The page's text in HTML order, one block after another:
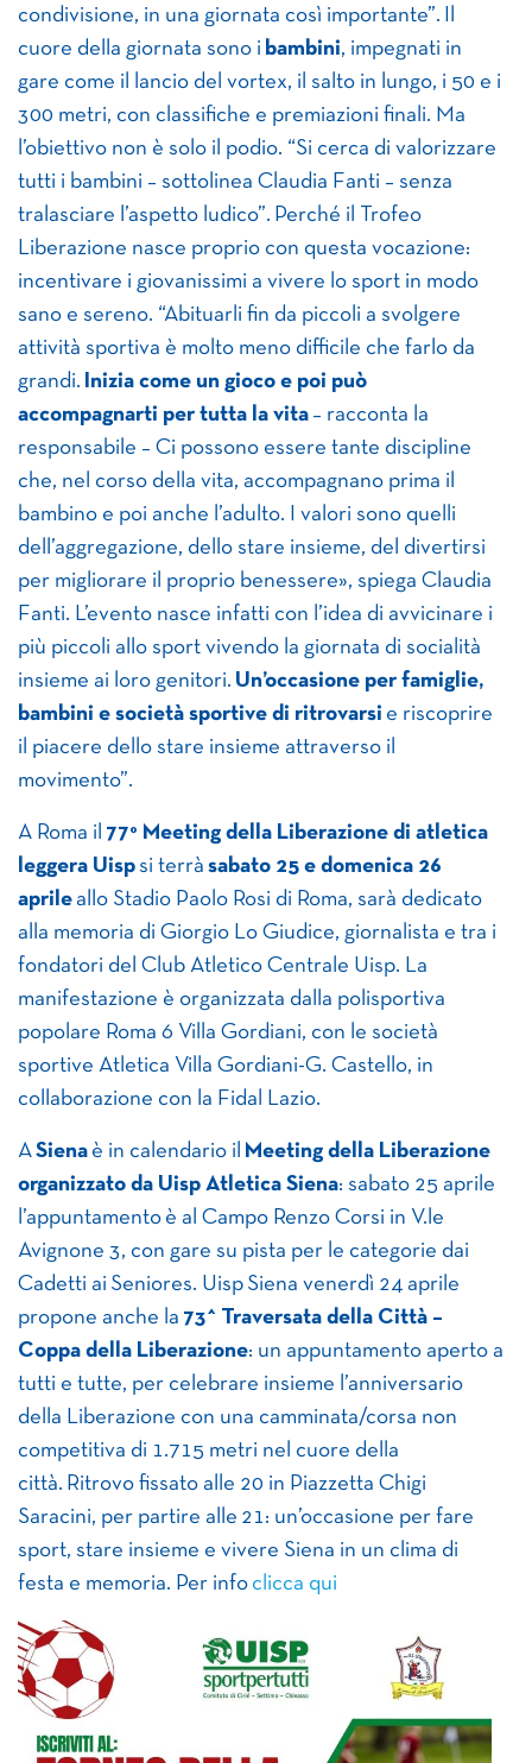
condivisione, in una giornata così importante”. Il
cuore della giornata sono i bambini, impegnati in
gare come il lancio del vortex, il salto in lungo, i 50 e i
300 metri, con classifiche e premiazioni finali. Ma
l’obiettivo non è solo il podio. “Si cerca di valorizzare
tutti i bambini – sottolinea Claudia Fanti – senza
tralasciare l’aspetto ludico”. Perché il Trofeo
Liberazione nasce proprio con questa vocazione:
incentivare i giovanissimi a vivere lo sport in modo
sano e sereno. “Abituarli fin da piccoli a svolgere
attività sportiva è molto meno difficile che farlo da
grandi. Inizia come un gioco e poi può
accompagnarti per tutta la vita – racconta la
responsabile – Ci possono essere tante discipline
che, nel corso della vita, accompagnano prima il
bambino e poi anche l’adulto. I valori sono quelli
dell’aggregazione, dello stare insieme, del divertirsi
per migliorare il proprio benessere», spiega Claudia
Fanti. L’evento nasce infatti con l’idea di avvicinare i
più piccoli allo sport vivendo la giornata di socialità
insieme ai loro genitori. Un’occasione per famiglie,
bambini e società sportive di ritrovarsi e riscoprire
il piacere dello stare insieme attraverso il
movimento”.
A Roma il 77° Meeting della Liberazione di atletica
leggera Uispsi terrà sabato 25 e domenica 26
aprile allo Stadio Paolo Rosi di Roma, sarà dedicato
alla memoria di Giorgio Lo Giudice, giornalista e tra i
fondatori del Club Atletico Centrale Uisp. La
manifestazione è organizzata dalla polisportiva
popolare Roma 6 Villa Gordiani, con le società
sportive Atletica Villa Gordiani-G. Castello, in
collaborazione con la Fidal Lazio.
ASiena è in calendario il
Meeting della Liberazione
organizzato da Uisp Atletica Siena: sabato 25 aprile
l’appuntamento è al Campo Renzo Corsi in V.le
Avignone 3, con gare su pista per le categorie dai
Cadetti ai Seniores. Uisp Siena venerdì 24 aprile
propone anche la 73^ Traversata della Città –
Coppa della Liberazione: un appuntamento aperto a
tutti e tutte, per celebrare insieme l’anniversario
della Liberazione con una camminata/corsa non
competitiva di 1.715 metri nel cuore della
città. Ritrovo fissato alle 20 in Piazzetta Chigi
Saracini, per partire alle 21: un’occasione per fare
sport, stare insieme e vivere Siena in un clima di
festa e memoria. Per info clicca qui